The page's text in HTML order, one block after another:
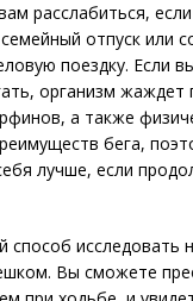
расслабиться,
отпуск или
поездку. Если
организм жаждет
а также
бега,
лучше, если
способ исследовать
Вы сможете